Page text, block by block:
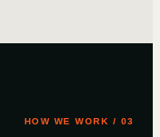
03 / HOW WE WORK